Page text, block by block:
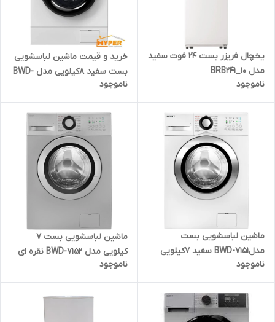
یخچال فریزر بست 24 فوت سفید
مدل BRB241_10
ناموجود
خرید و قیمت ماشین لباسشویی
بست سفید 8کیلویی مدل BWD-
8124
ناموجود
ماشین لباسشویی بست
مدلBWD-7151 سفید 7کیلویی
ناموجود
ماشین لباسشویی بست 7
کیلویی مدل BWD-7152 نقره ای
ناموجود